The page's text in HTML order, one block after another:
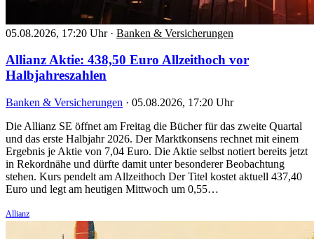
05.08.2026, 17:20 Uhr · Banken & Versicherungen
Allianz Aktie: 438,50 Euro Allzeithoch vor
Halbjahreszahlen
Banken & Versicherungen · 05.08.2026, 17:20 Uhr
Die Allianz SE öffnet am Freitag die Bücher für das zweite Quartal
und das erste Halbjahr 2026. Der Marktkonsens rechnet mit einem
Ergebnis je Aktie von 7,04 Euro. Die Aktie selbst notiert bereits jetzt
in Rekordnähe und dürfte damit unter besonderer Beobachtung
stehen. Kurs pendelt am Allzeithoch Der Titel kostet aktuell 437,40
Euro und legt am heutigen Mittwoch um 0,55…
Allianz